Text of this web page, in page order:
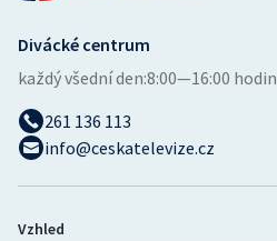
Divácké centrum
každý všední den:8:00—16:00 hodin
261 136 113
info@ceskatelevize.cz
Vzhled